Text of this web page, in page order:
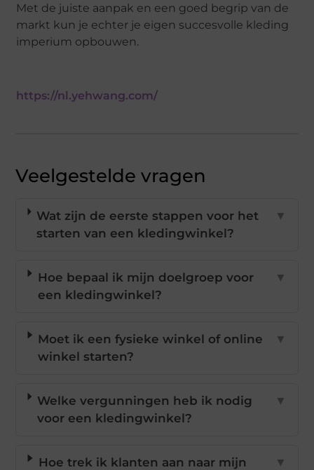
Met de juiste aanpak en een goed begrip van de
markt kun je echter je eigen succesvolle kleding
imperium opbouwen.
https://nl.yehwang.com/
Veelgestelde vragen
Wat zijn de eerste stappen voor het
starten van een kledingwinkel?
▼
Hoe bepaal ik mijn doelgroep voor
een kledingwinkel?
▼
Moet ik een fysieke winkel of online
winkel starten?
▼
Welke vergunningen heb ik nodig
voor een kledingwinkel?
▼
Hoe trek ik klanten aan naar mijn ▼